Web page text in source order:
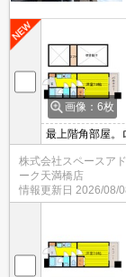
画像：6枚
最上階角部屋。
です。お問い合
2228
株式会社スペースア
ーク天満橋店
情報更新日 2026/08/